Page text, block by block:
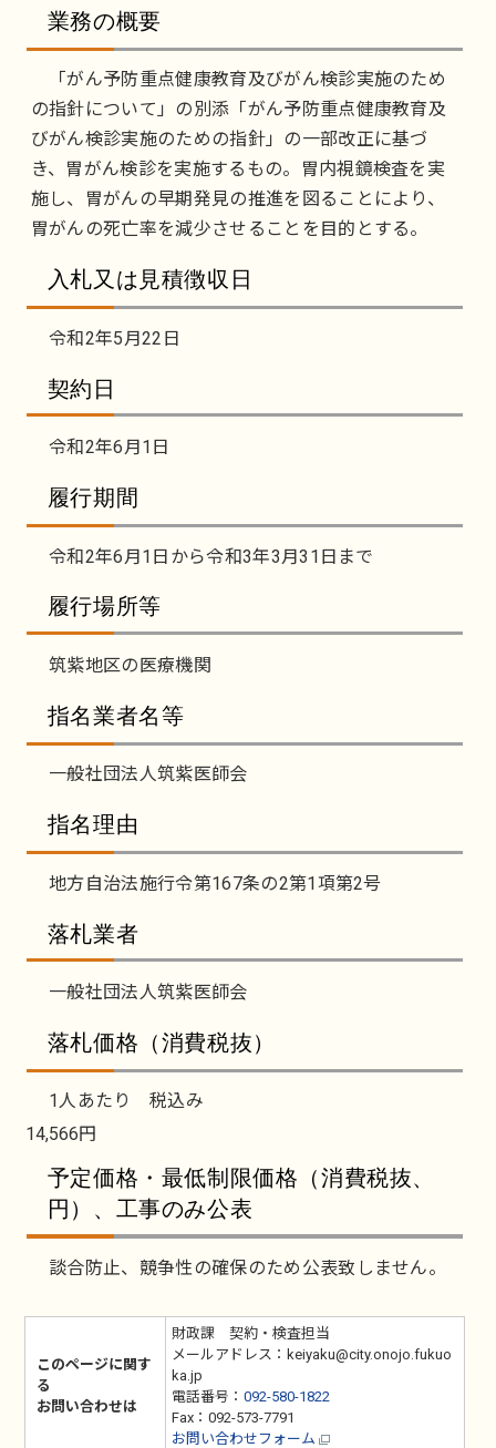
業務の概要
「がん予防重点健康教育及びがん検診実施のため
の指針について」の別添「がん予防重点健康教育及
びがん検診実施のための指針」の一部改正に基づ
き、胃がん検診を実施するもの。胃内視鏡検査を実
施し、胃がんの早期発見の推進を図ることにより、
胃がんの死亡率を減少させることを目的とする。
入札又は見積徴収日
令和2年5月22日
契約日
令和2年6月1日
履行期間
令和2年6月1日から令和3年3月31日まで
履行場所等
筑紫地区の医療機関
指名業者名等
一般社団法人筑紫医師会
指名理由
地方自治法施行令第167条の2第1項第2号
落札業者
一般社団法人筑紫医師会
落札価格（消費税抜）
1人あたり 税込み
14,566円
予定価格・最低制限価格（消費税抜、
円）、工事のみ公表
談合防止、競争性の確保のため公表致しません。
このページに関す
る
お問い合わせは
財政課 契約・検査担当
メールアドレス：keiyaku@city.onojo.fukuo
ka.jp
電話番号： 092-580-1822
Fax：092-573-7791
お問い合わせフォーム